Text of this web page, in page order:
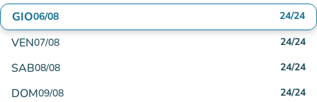
GIO06/08 24/24
VEN07/08 24/24
SAB08/08 24/24
DOM09/08 24/24